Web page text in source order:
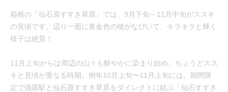
箱根の「仙石原すすき草原」では、9月下旬～11月中旬がススキ
の見頃です。辺り一面に黄金色の穂がなびいて、キラキラと輝く
様子は絶景！
11月上旬からは周辺の山々も鮮やかに染まり始め、ちょうどスス
キと見頃が重なる時期。例年10月上旬〜11月上旬には、期間限
定で強羅駅と仙石原すすき草原をダイレクトに結ぶ「仙石すすき